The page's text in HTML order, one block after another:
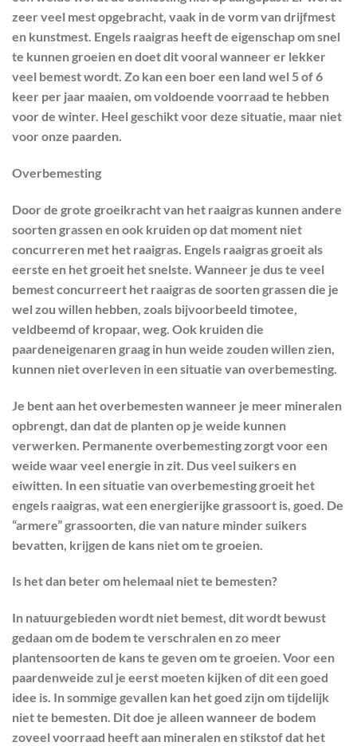
zeer veel mest opgebracht, vaak in de vorm van drijfmest
en kunstmest. Engels raaigras heeft de eigenschap om snel
te kunnen groeien en doet dit vooral wanneer er lekker
veel bemest wordt. Zo kan een boer een land wel 5 of 6
keer per jaar maaien, om voldoende voorraad te hebben
voor de winter. Heel geschikt voor deze situatie, maar niet
voor onze paarden.
Overbemesting
Door de grote groeikracht van het raaigras kunnen andere
soorten grassen en ook kruiden op dat moment niet
concurreren met het raaigras. Engels raaigras groeit als
eerste en het groeit het snelste. Wanneer je dus te veel
bemest concurreert het raaigras de soorten grassen die je
wel zou willen hebben, zoals bijvoorbeeld timotee,
veldbeemd of kropaar, weg. Ook kruiden die
paardeneigenaren graag in hun weide zouden willen zien,
kunnen niet overleven in een situatie van overbemesting.
Je bent aan het overbemesten wanneer je meer mineralen
opbrengt, dan dat de planten op je weide kunnen
verwerken. Permanente overbemesting zorgt voor een
weide waar veel energie in zit. Dus veel suikers en
eiwitten. In een situatie van overbemesting groeit het
engels raaigras, wat een energierijke grassoort is, goed. De
“armere” grassoorten, die van nature minder suikers
bevatten, krijgen de kans niet om te groeien.
Is het dan beter om helemaal niet te bemesten?
In natuurgebieden wordt niet bemest, dit wordt bewust
gedaan om de bodem te verschralen en zo meer
plantensoorten de kans te geven om te groeien. Voor een
paardenweide zul je eerst moeten kijken of dit een goed
idee is. In sommige gevallen kan het goed zijn om tijdelijk
niet te bemesten. Dit doe je alleen wanneer de bodem
zoveel voorraad heeft aan mineralen en stikstof dat het